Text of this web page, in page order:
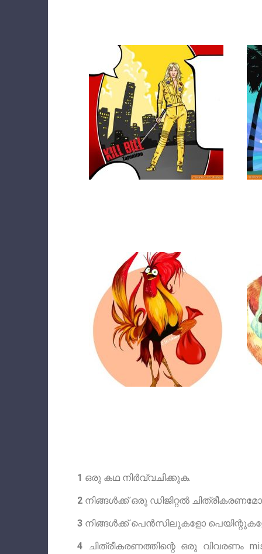
1 ഒരു കഥ നിർവ്വചിക്കുക.
2 നിങ്ങൾക്ക് ഒരു ഡിജിറ്റൽ
3 നിങ്ങൾക്ക് പെൻസിലുകളോ
4 ചിത്രീകരണത്തിന്റെ ഒരു വിവരണം